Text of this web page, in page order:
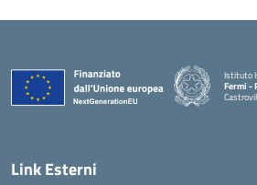
Istituto
Fermi -
Link Esterni